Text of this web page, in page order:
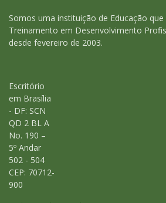
Somos uma instituição de Educação
Treinamento em Desenvolvimento
desde fevereiro de 2003.
Escritório
em Brasília
- DF: SCN
QD 2 BL A
No. 190 –
5º Andar
502 - 504
CEP: 70712-
900